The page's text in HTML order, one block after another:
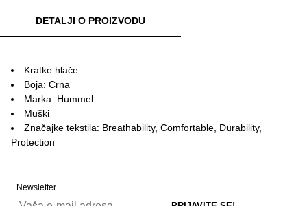
DETALJI O PROIZVODU
Kratke hlače
Boja: Crna
Marka: Hummel
Muški
Značajke tekstila: Breathability, Comfortable, Durability,
Protection
Newsletter